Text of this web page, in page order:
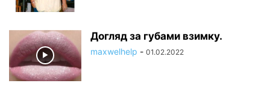
Догляд за губами взимку.
maxwelhelp - 01.02.2022